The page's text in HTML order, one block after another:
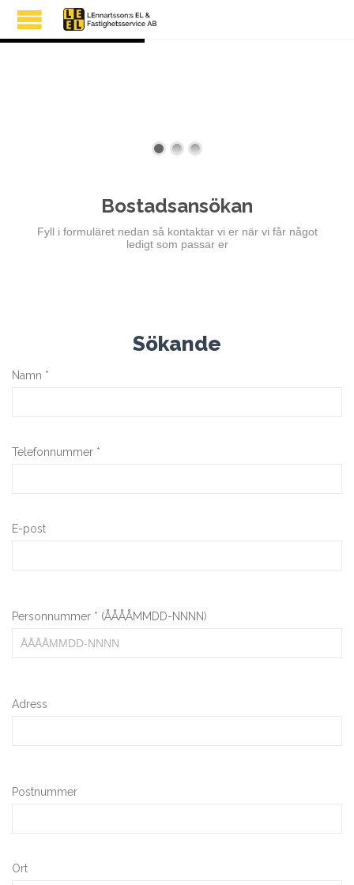
Bostadsansökan
Fyll i formuläret nedan så kontaktar vi er när vi får något
ledigt som passar er
Sökande
Namn *
Telefonnummer *
E-post
Personnummer * (ÅÅÅÅMMDD-NNNN)
Adress
Postnummer
Ort